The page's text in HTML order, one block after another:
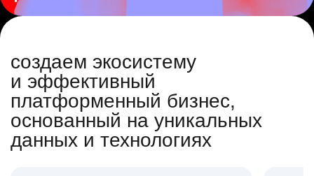
создаем экосистему
и эффективный
платформенный бизнес,
основанный на уникальных
данных и технологиях